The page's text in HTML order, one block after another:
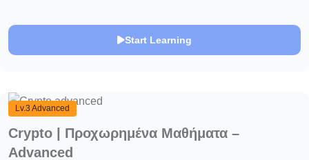
Start Learning
Lv.3 Advanced
Crypto | Προχωρημένα Mαθήματα –
Advanced